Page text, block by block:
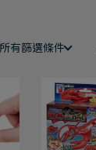
所有篩選條件